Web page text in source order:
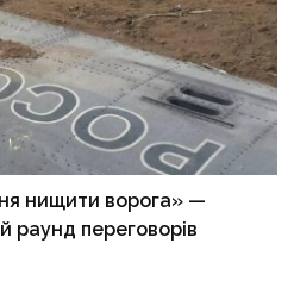
нищити ворога» —
раунд переговорів